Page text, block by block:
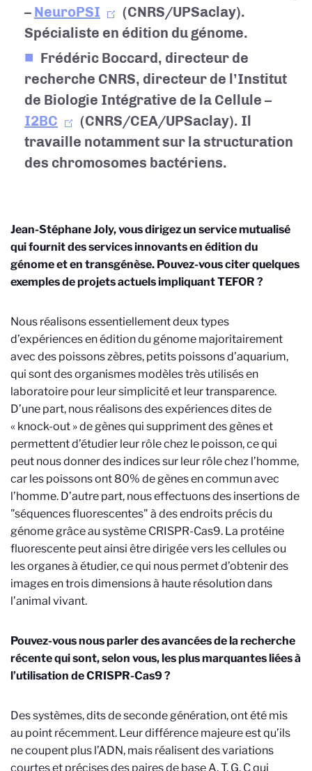
– NeuroPSI
(CNRS/UPSaclay).
Spécialiste en édition du génome.
Frédéric Boccard, directeur de
recherche CNRS, directeur de l’Institut
de Biologie Intégrative de la Cellule –
I2BC
(CNRS/CEA/UPSaclay). Il
travaille notamment sur la structuration
des chromosomes bactériens.
Jean-Stéphane Joly, vous dirigez un service mutualisé
qui fournit des services innovants en édition du
génome et en transgénèse. Pouvez-vous citer quelques
exemples de projets actuels impliquant TEFOR ?
Nous réalisons essentiellement deux types
d’expériences en édition du génome majoritairement
avec des poissons zèbres, petits poissons d’aquarium,
qui sont des organismes modèles très utilisés en
laboratoire pour leur simplicité et leur transparence.
D’une part, nous réalisons des expériences dites de
« knock-out » de gènes qui suppriment des gènes et
permettent d’étudier leur rôle chez le poisson, ce qui
peut nous donner des indices sur leur rôle chez l’homme,
car les poissons ont 80% de gènes en commun avec
l’homme. D’autre part, nous effectuons des insertions de
"séquences fluorescentes" à des endroits précis du
génome grâce au système CRISPR-Cas9. La protéine
fluorescente peut ainsi être dirigée vers les cellules ou
les organes à étudier, ce qui nous permet d’obtenir des
images en trois dimensions à haute résolution dans
l’animal vivant.
Pouvez-vous nous parler des avancées de la recherche
récente qui sont, selon vous, les plus marquantes liées à
l’utilisation de CRISPR-Cas9 ?
Des systèmes, dits de seconde génération, ont été mis
au point récemment. Leur différence majeure est qu’ils
ne coupent plus l’ADN, mais réalisent des variations
courtes et précises des paires de base A, T, G, C qui